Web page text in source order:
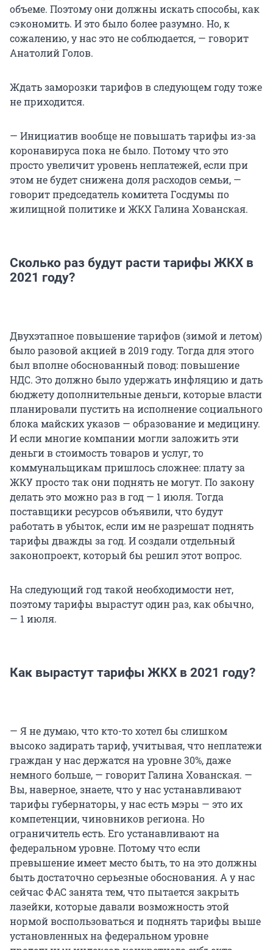
объеме. Поэтому они должны искать способы, как
сэкономить. И это было более разумно. Но, к
сожалению, у нас это не соблюдается, — говорит
Анатолий Голов.
Ждать заморозки тарифов в следующем году тоже
не приходится.
— Инициатив вообще не повышать тарифы из-за
коронавируса пока не было. Потому что это
просто увеличит уровень неплатежей, если при
этом не будет снижена доля расходов семьи, —
говорит председатель комитета Госдумы по
жилищной политике и ЖКХ Галина Хованская.
Сколько раз будут расти тарифы ЖКХ в
2021 году?
Двухэтапное повышение тарифов (зимой и летом)
было разовой акцией в 2019 году. Тогда для этого
был вполне обоснованный повод: повышение
НДС. Это должно было удержать инфляцию и дать
бюджету дополнительные деньги, которые власти
планировали пустить на исполнение социального
блока майских указов — образование и медицину.
И если многие компании могли заложить эти
деньги в стоимость товаров и услуг, то
коммунальщикам пришлось сложнее: плату за
ЖКУ просто так они поднять не могут. По закону
делать это можно раз в год — 1 июля. Тогда
поставщики ресурсов объявили, что будут
работать в убыток, если им не разрешат поднять
тарифы дважды за год. И создали отдельный
законопроект, который бы решил этот вопрос.
На следующий год такой необходимости нет,
поэтому тарифы вырастут один раз, как обычно,
— 1 июля.
Как вырастут тарифы ЖКХ в 2021 году?
— Я не думаю, что кто-то хотел бы слишком
высоко задирать тариф, учитывая, что неплатежи
граждан у нас держатся на уровне 30%, даже
немного больше, — говорит Галина Хованская. —
Вы, наверное, знаете, что у нас устанавливают
тарифы губернаторы, у нас есть мэры — это их
компетенции, чиновников региона. Но
ограничитель есть. Его устанавливают на
федеральном уровне. Потому что если
превышение имеет место быть, то на это должны
быть достаточно серьезные обоснования. А у нас
сейчас ФАС занята тем, что пытается закрыть
лазейки, которые давали возможность этой
нормой воспользоваться и поднять тарифы выше
установленных на федеральном уровне